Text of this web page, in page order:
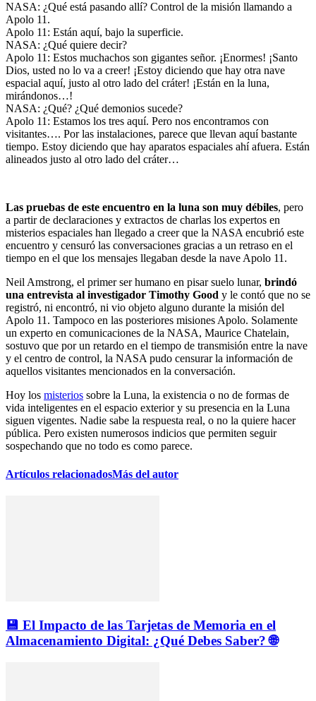
NASA: ¿Qué está pasando allí? Control de la misión llamando a
Apolo 11.
Apolo 11: Están aquí, bajo la superficie.
NASA: ¿Qué quiere decir?
Apolo 11: Estos muchachos son gigantes señor. ¡Enormes! ¡Santo
Dios, usted no lo va a creer! ¡Estoy diciendo que hay otra nave
espacial aquí, justo al otro lado del cráter! ¡Están en la luna,
mirándonos…!
NASA: ¿Qué? ¿Qué demonios sucede?
Apolo 11: Estamos los tres aquí. Pero nos encontramos con
visitantes…. Por las instalaciones, parece que llevan aquí bastante
tiempo. Estoy diciendo que hay aparatos espaciales ahí afuera. Están
alineados justo al otro lado del cráter…
Las pruebas de este encuentro en la luna son muy débiles, pero
a partir de declaraciones y extractos de charlas los expertos en
misterios espaciales han llegado a creer que la NASA encubrió este
encuentro y censuró las conversaciones gracias a un retraso en el
tiempo en el que los mensajes llegaban desde la nave Apolo 11.
Neil Amstrong, el primer ser humano en pisar suelo lunar, brindó
una entrevista al investigador Timothy Good y le contó que no se
registró, ni encontró, ni vio objeto alguno durante la misión del
Apolo 11. Tampoco en las posteriores misiones Apolo. Solamente
un experto en comunicaciones de la NASA, Maurice Chatelain,
sostuvo que por un retardo en el tiempo de transmisión entre la nave
y el centro de control, la NASA pudo censurar la información de
aquellos visitantes mencionados en la conversación.
Hoy los misterios sobre la Luna, la existencia o no de formas de
vida inteligentes en el espacio exterior y su presencia en la Luna
siguen vigentes. Nadie sabe la respuesta real, o no la quiere hacer
pública. Pero existen numerosos indicios que permiten seguir
sospechando que no todo es como parece.
Artículos relacionadosMás del autor
💾 El Impacto de las Tarjetas de Memoria en el
Almacenamiento Digital: ¿Qué Debes Saber? 🌐